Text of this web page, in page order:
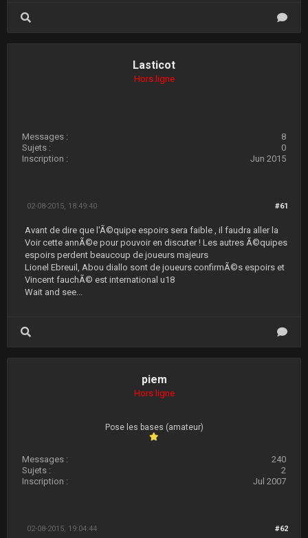
Lasticot
Hors ligne
Messages :
8
Sujets :
0
Inscription :
Jun 2015
#61
02-08-2015, 18:49:40
Avant de dire que l'Ã©quipe espoirs sera faible , il faudra aller la
Voir cette annÃ©e pour pouvoir en discuter ! Les autres Ã©quipes
espoirs perdent beaucoup de joueurs majeurs
Lionel Ebreuil, Abou diallo sont de joueurs confirmÃ©s espoirs et
Vincent fauchÃ© est international u18
Wait and see...
piem
Hors ligne
Pose les bases (amateur)
Messages :
240
Sujets :
2
Inscription :
Jul 2007
#62
02-08-2015, 19:04:44